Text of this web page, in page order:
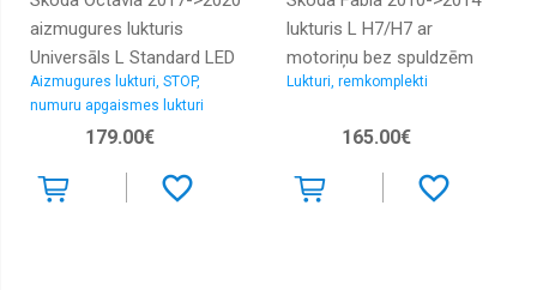
Logu
tīrītāju
slotiņas
Logu
škidruma
tvertnes,
Slēdži
aizmugures lukturis
Universāls L Standard LED
bez patronām LED VARROC
Aizmugures lukturi, STOP,
numuru apgaismes lukturi
179.00€
lukturis L H7/H7 ar
motoriņu bez spuldzēm
HELLA
Lukturi, remkomplekti
165.00€